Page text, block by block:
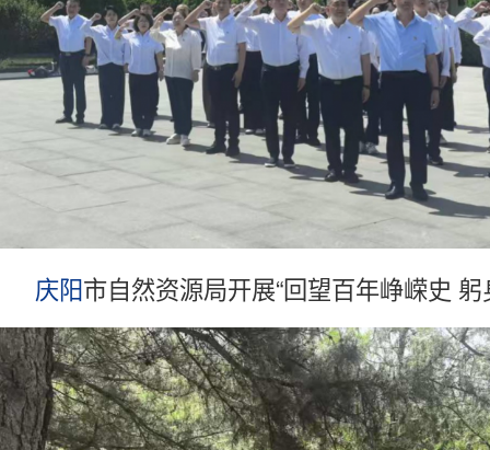
庆阳市自然资源局开展“回望百年峥嵘史